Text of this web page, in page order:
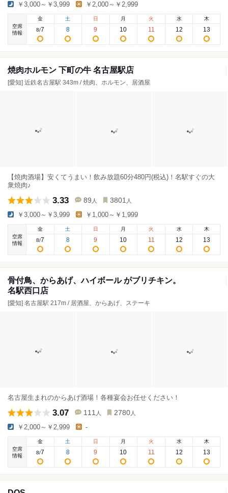
￥3,000～￥3,999 ￥2,000～￥2,999
空席
情報
金
8/7
土
8
日
9
月
10
火
11
水
12
木
13
焼肉ホルモン 下町の牛 名古屋駅店
[愛知] 近鉄名古屋駅 343m / 焼肉、ホルモン、居酒屋
【焼肉酒場】安くてうまい！飲み放題60分480円(税込)！名駅すぐの大
衆焼肉♪
3.33 89 人 3801 人
￥3,000～￥3,999 ￥1,000～￥1,999
空席
情報
金
8/7
土
8
日
9
月
10
火
11
水
12
木
13
骨付鳥、からあげ、ハイボール がブリチキン。
名駅西口店
[愛知] 名古屋駅 217m / 居酒屋、からあげ、ステーキ
名古屋生まれのからあげ酒場！各種宴会お任せください！
3.07 111 人 2780 人
￥2,000～￥2,999 -
空席
情報
金
8/7
土
8
日
9
月
10
火
11
水
12
木
13